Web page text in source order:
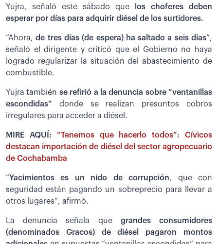
Yujra, señaló este sábado que
los choferes deben
esperar por días para adquirir diésel de los surtidores.
“Ahora,de tres días (de espera) ha saltado a seis días”,
señaló el dirigente y criticó que el Gobierno no haya
logrado regularizar la situación del abastecimiento de
combustible.
Yujra también se refirió a la denuncia sobre “ventanillas
escondidas” donde se realizan presuntos cobros
irregulares para acceder a diésel.
MIRE AQUÍ: “Tenemos que hacerlo todos”: Cívicos
destacan importación de diésel del sector agropecuario
de Cochabamba
“Yacimientos es un nido de corrupción, que con
seguridad están pagando un sobreprecio para llevar a
otros lugares”, afirmó.
La denuncia señala quegrandes consumidores
(denominados Gracos) de diésel pagaron montos